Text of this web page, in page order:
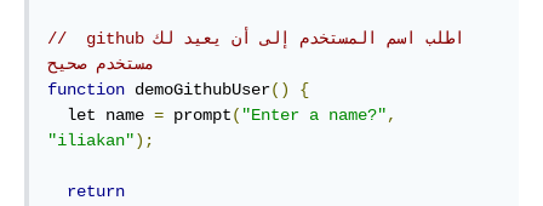
// ‫اطلب اسم المستخدم إلى أن يعيد لك github
مستخدم صحيح
function demoGithubUser()
{
  let name
= prompt( "Enter a name?",
"iliakan");
return